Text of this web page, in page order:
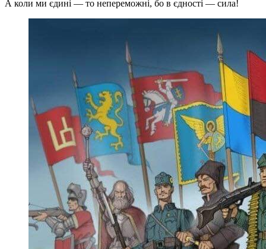
А коли ми єдині — то непереможні, бо в єдності — сила!